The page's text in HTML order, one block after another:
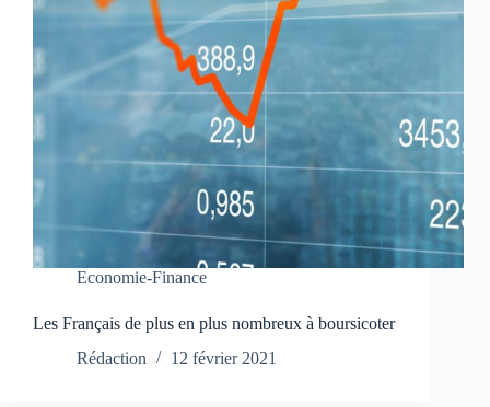
Economie-Finance
Les Français de plus en plus nombreux à boursicoter
Rédaction
12 février 2021